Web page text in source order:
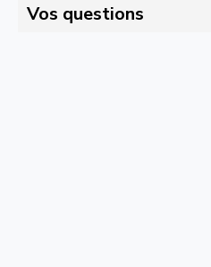
Vos questions